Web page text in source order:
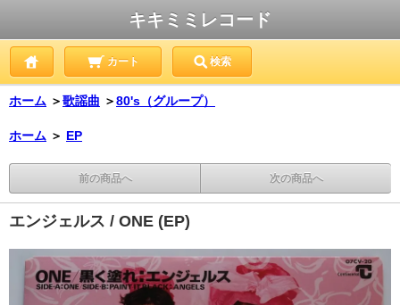
キキミミレコード
カート 検索
ホーム ＞歌謡曲 ＞80's（グループ）
ホーム ＞ EP
前の商品へ 次の商品へ
エンジェルス / ONE (EP)